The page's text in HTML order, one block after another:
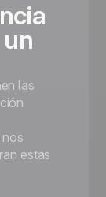
las
estas